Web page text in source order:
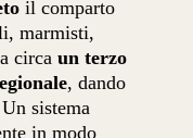
il comparto
marmisti,
circaun terzo
, dando
sistema
in modo